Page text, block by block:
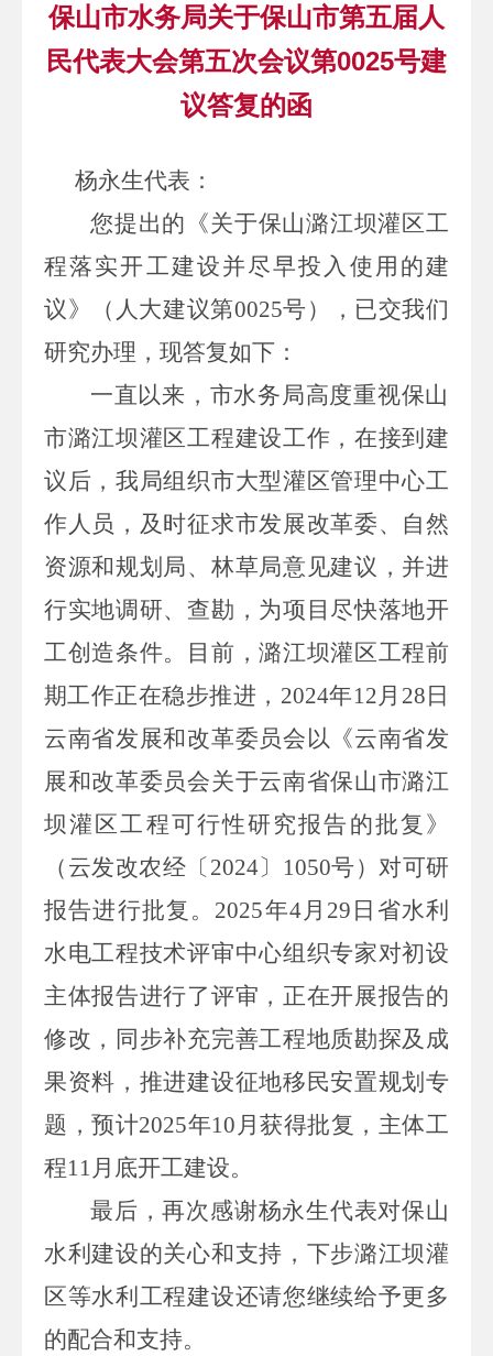
保山市水务局关于保山市第五届人
民代表大会第五次会议第0025号建
议答复的函
杨永生代表 ：
您提出的《关于保山潞江坝灌区工
程落实开工建设并尽早投入使用的建
议》 （人大建议第0025号）
，已交我们
研究办理，现答复如下：
一直以来， 市水务局高度重视保山
市潞江坝灌区工程建设工作， 在接到建
议后，我局组织市大型灌区管理中心工
作人员，及时征求市发展改革委、自然
资源和规划局、林草局意见建议，并进
行实地调研、查勘，为项目尽快落地开
工创造条件。目前，潞江坝灌区工程前
期工作正在稳步推进， 2024年12月 28 日
云南省发展和改革委员会以《云南省发
展和改革委员会关于云南省保山市潞江
坝灌区工程可行性研究报告的批复》
（云发改农经〔 2024〕 1050号）对可研
报告进行批复。 2025年4月 29 日省水利
水电工程技术评审中心组织专家对初设
主体报告进行了评审，正在开展报告的
修改，同步补充完善工程地质勘探及成
果资料，推进建设征地移民安置规划专
题，预计2025年10 月获得批复，主体工
程11月底开工建设。
最后，再次感谢杨永生代表对保山
水利建设的关心和支持，下步潞江坝灌
区等水利工程建设还请您继续给予更多
的配合和支持。